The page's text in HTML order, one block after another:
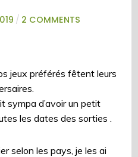
/ 2 COMMENTS
jeux préférés fêtent leurs
sympa d’avoir un petit
les dates des sorties .
selon les pays, je les ai